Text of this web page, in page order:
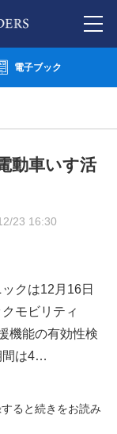
電子ブック
動車いす活
23 16:30
クは12月16日
モビリティ
機能の有効性検
間は4…
ると続きをお読み